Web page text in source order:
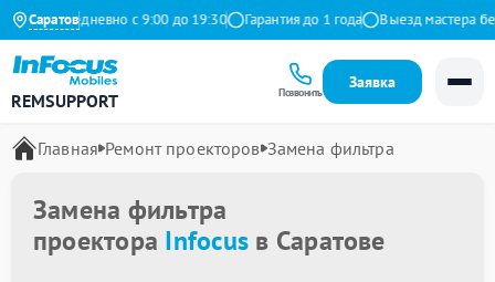
Саратов
Ежедневно с 9:00 до 19:30 Гарантия до 1 года Выезд мастера
REMSUPPORT Позвонить
Заявка
Главная Ремонт проекторов Замена фильтра
Замена фильтра
проектора Infocus в Саратове